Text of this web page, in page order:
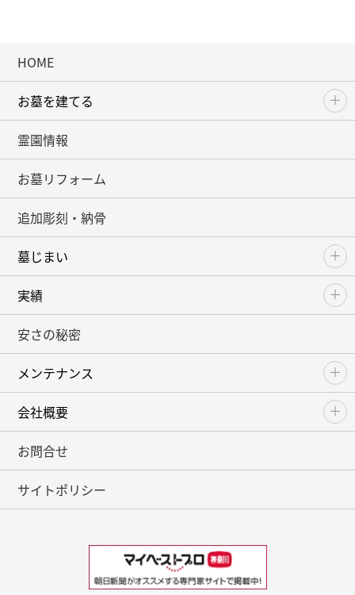
HOME
お墓を建てる
霊園情報
お墓リフォーム
追加彫刻・納骨
墓じまい
実績
安さの秘密
メンテナンス
会社概要
お問合せ
サイトポリシー